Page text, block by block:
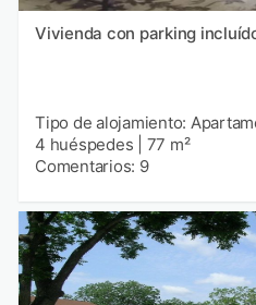
Vivienda con parking
Tipo de alojamiento:
4 huéspedes
77 m²
Comentarios: 9